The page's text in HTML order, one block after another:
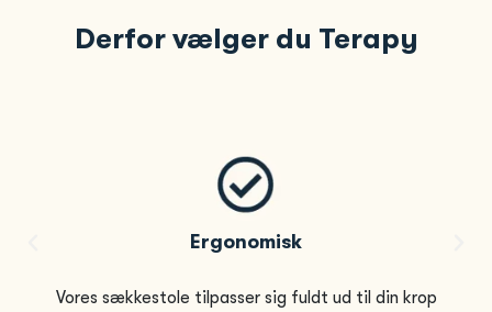
Derfor vælger du Terapy
Ergonomisk
Vores sækkestole tilpasser sig fuldt ud til din krop